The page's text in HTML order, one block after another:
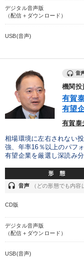
デジタル音声版
（配信＋ダウンロード）
USB(音声)
音
機関投
有賀
有望
有賀泰
相場環境に左右されない
強、年率16％以上のパフ
有望企業を厳選し深読み
形 態
headset 音声 （どの形態でも内容
CD版
デジタル音声版
（配信＋ダウンロード）
USB(音声)